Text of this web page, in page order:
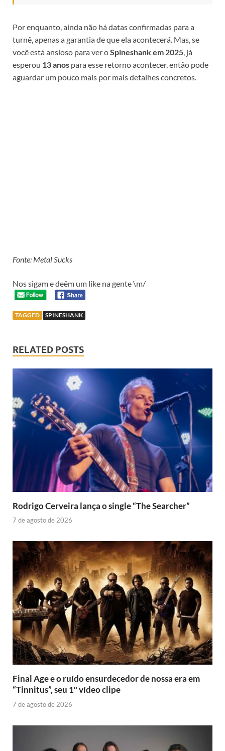
Por enquanto, ainda não há datas confirmadas para a
turnê, apenas a garantia de que ela acontecerá. Mas, se
você está ansioso para ver oSpineshank em 2025, já
esperou 13 anos para esse retorno acontecer, então pode
aguardar um pouco mais por mais detalhes concretos.
Fonte: Metal Sucks
Nos sigam e deêm um like na gente \m/
TAGGED SPINESHANK
RELATED POSTS
Rodrigo Cerveira lança o single “The Searcher”
7 de agosto de 2026
Final Age e o ruído ensurdecedor de nossa era em
“Tinnitus”, seu 1º vídeo clipe
7 de agosto de 2026